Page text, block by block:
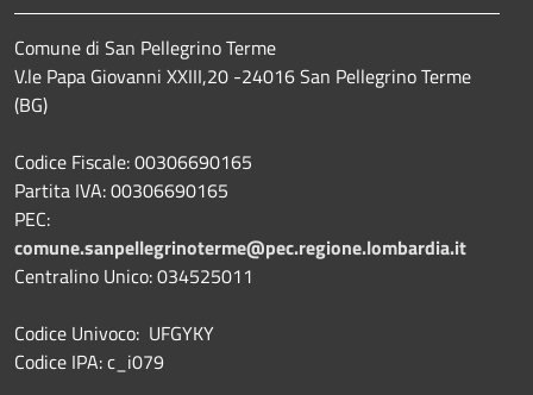
Comune di San Pellegrino Terme
V.le Papa Giovanni XXIII,20 -24016 San Pellegrino Terme
(BG)
Codice Fiscale: 00306690165
Partita IVA: 00306690165
PEC:
comune.sanpellegrinoterme@pec.regione.lombardia.it
Centralino Unico: 034525011
Codice Univoco: UFGYKY
Codice IPA: c_i079